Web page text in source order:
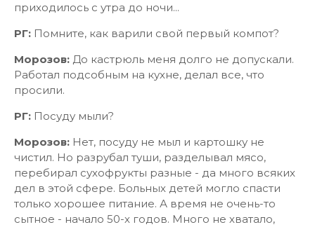
приходилось с утра до ночи...
РГ: Помните, как варили свой первый компот?
Морозов: До кастрюль меня долго не допускали.
Работал подсобным на кухне, делал все, что
просили.
РГ: Посуду мыли?
Морозов: Нет, посуду не мыл и картошку не
чистил. Но разрубал туши, разделывал мясо,
перебирал сухофрукты разные - да много всяких
дел в этой сфере. Больных детей могло спасти
только хорошее питание. А время не очень-то
сытное - начало 50-х годов. Много не хватало,